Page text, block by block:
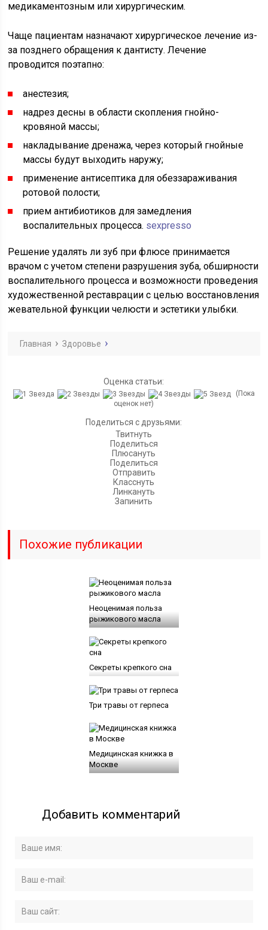
медикаментозным или хирургическим.
Чаще пациентам назначают хирургическое лечение из-
за позднего обращения к дантисту. Лечение
проводится поэтапно:
анестезия;
надрез десны в области скопления гнойно-
кровяной массы;
накладывание дренажа, через который гнойные
массы будут выходить наружу;
применение антисептика для обеззараживания
ротовой полости;
прием антибиотиков для замедления
воспалительных процесса. sexpresso
Решение удалять ли зуб при флюсе принимается
врачом с учетом степени разрушения зуба, обширности
воспалительного процесса и возможности проведения
художественной реставрации с целью восстановления
жевательной функции челюсти и эстетики улыбки.
Главная Здоровье
Оценка статьи:
(Пока
оценок нет)
Поделиться с друзьями:
Твитнуть
Поделиться
Плюсануть
Поделиться
Отправить
Класснуть
Линкануть
Запинить
Похожие публикации
Неоценимая польза
рыжикового масла
Секреты крепкого сна
Три травы от герпеса
Медицинская книжка в
Москве
Добавить комментарий